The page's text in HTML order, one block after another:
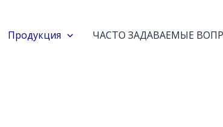
Продукция ЧАСТО ЗАДАВАЕМЫЕ